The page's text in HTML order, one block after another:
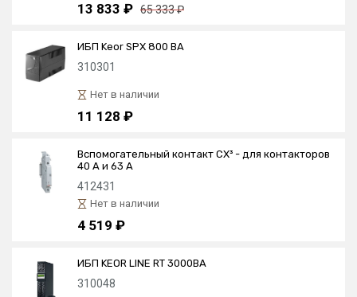
13 833 ₽ 65 333 ₽
ИБП Keor SPX 800 ВА
310301
Нет в наличии
11 128 ₽
Вспомогательный контакт CX³ - для контакторов
40 А и 63 А
412431
Нет в наличии
4 519 ₽
ИБП KEOR LINE RT 3000ВА
310048